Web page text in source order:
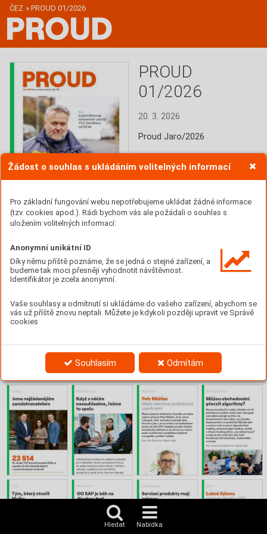
Žádost o souhlas s ukládáním volitelných informací
Pro základní fungování webu nepotřebujeme ukládat žádné informace
(tzv. cookies apod.). Rádi bychom vás ale požádali o souhlas s
uložením volitelných informací:
Anonymní unikátní ID
Díky němu příště poznáme, že se jedná o stejné zařízení, a
budeme tak moci přesněji vyhodnotit návštěvnost.
Identifikátor je zcela anonymní.
Vaše souhlasy a odmítnutí si ukládáme do vašeho zařízení, abychom se
vás už příště znovu neptali. Můžete je kdykoli později upravit ve Správě
cookies
Souhlasím Odmítám
PROUD
01/2026
20. 3. 2026
Proud Jaro/2026
Číst
Obsah
ČEZ » PROUD 01/2026
Hledat Nabídka